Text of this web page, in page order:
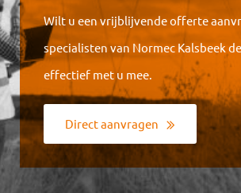
Wilt u een vrijblijvende offerte
specialisten van Normec Kalsbeek
effectief met u mee.
Direct aanvragen